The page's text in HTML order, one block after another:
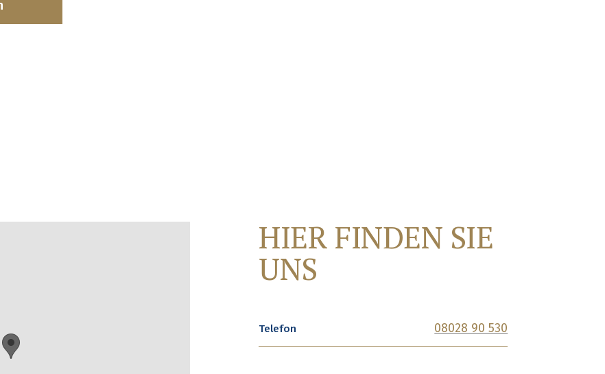
HIER FINDEN SIE
UNS
Telefon 08028 90 530